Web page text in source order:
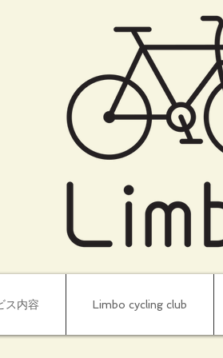
ス内容 Limbo cycling club